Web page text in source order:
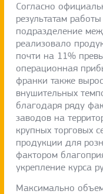
Согласно
результатам
подразделение
реализовало
почти на 11%
операционная
франки также
внушительных
благодаря ряду
заводов на
крупных торговых
продукции для
фактором
укрепление курса
Максимально